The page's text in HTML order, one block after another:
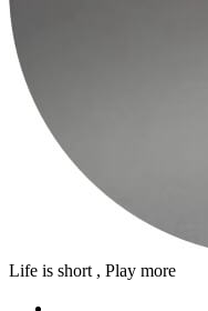
Life is short , Play more